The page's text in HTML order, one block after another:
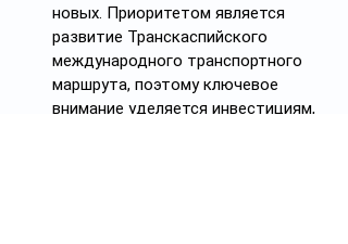
новых. Приоритетом является
развитие Транскаспийского
международного транспортного
маршрута, поэтому ключевое
внимание уделяется инвестициям,